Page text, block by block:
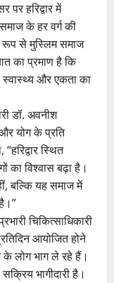
पर हरिद्वार में
के हर वर्ग की
रूप से मुस्लिम समाज
का प्रमाण है कि
और एकता का
डॉ. अवनीश
योग के प्रति
स्थित
का विश्वास बढ़ा है।
बल्कि यह समाज में
चिकित्साधिकारी
आयोजित होने
के लोग भाग ले रहे हैं।
भागीदारी है।